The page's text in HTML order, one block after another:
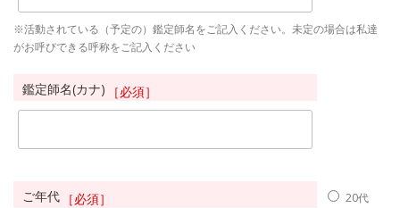
※活動されている（予定の）鑑定師名をご記入ください。未定の場合は私達
がお呼びできる呼称をご記入ください
鑑定師名(カナ) ［必須］
ご年代 ［必須］
20代